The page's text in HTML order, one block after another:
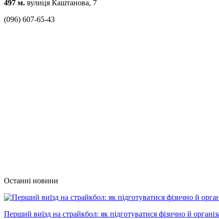
497 м. вулиця Каштанова, 7
(096) 607-65-43
Останні новини
Перший виїзд на страйкбол: як підготуватися фізично й